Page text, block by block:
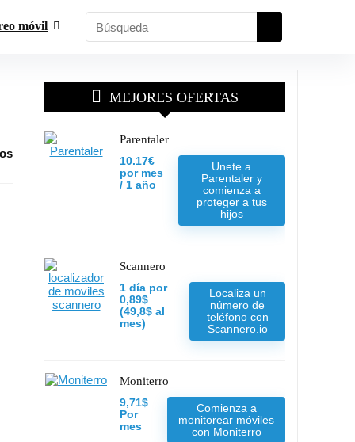
móvil
MEJORES OFERTAS
Parentaler
10.17€
por mes
/ 1 año
Unete a
Parentaler y
comienza a
proteger a tus
hijos
Scannero
1 día por
0,89$
(49,8$ al
mes)
Localiza un
número de
teléfono con
Scannero.io
Moniterro
9,71$
Por
mes
Comienza a
monitorear móviles
con Moniterro